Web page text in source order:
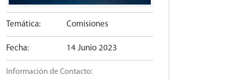
Temática: Comisiones
Fecha: 14 Junio 2023
Información de Contacto: